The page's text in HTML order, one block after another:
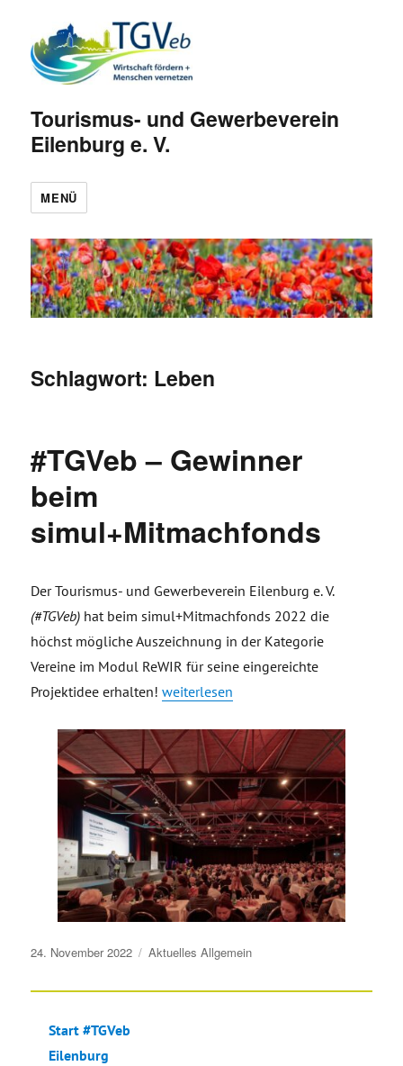
Tourismus- und Gewerbeverein
Eilenburg e. V.
MENÜ
Schlagwort: Leben
#TGVeb – Gewinner
beim
simul+Mitmachfonds
Der Tourismus- und Gewerbeverein Eilenburg e. V.
(#TGVeb) hat beim simul+Mitmachfonds 2022 die
höchst mögliche Auszeichnung in der Kategorie
Vereine im Modul ReWIR für seine eingereichte
Projektidee erhalten! „#TGVeb – Gewinner beim
weiterlesen
Veröffentlicht
24. November 2022 Aktuelles Allgemein
Start #TGVeb
Eilenburg